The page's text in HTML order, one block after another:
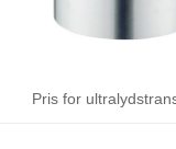
Pris for